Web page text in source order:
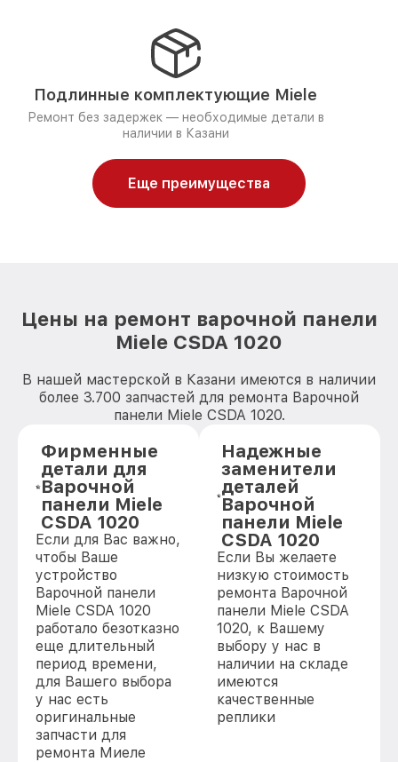
Подлинные комплектующие Miele
Ремонт без задержек — необходимые детали в
наличии в Казани
Еще преимущества
Цены на ремонт варочной панели
Miele CSDA 1020
В нашей мастерской в Казани имеются в наличии
более 3.700 запчастей для ремонта Варочной
панели Miele CSDA 1020.
Фирменные
детали для
Варочной
панели Miele
CSDA 1020
Если для Вас важно,
чтобы Ваше
устройство
Варочной панели
Miele CSDA 1020
работало безотказно
еще длительный
период времени,
для Вашего выбора
у нас есть
оригинальные
запчасти для
ремонта Миеле
Надежные
заменители
деталей
Варочной
панели Miele
CSDA 1020
Если Вы желаете
низкую стоимость
ремонта Варочной
панели Miele CSDA
1020, к Вашему
выбору у нас в
наличии на складе
имеются
качественные
реплики